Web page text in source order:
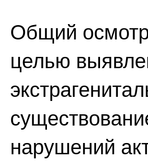
Общий
целью
нарушений